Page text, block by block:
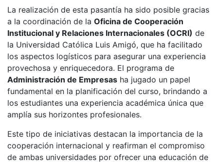
La realización de esta pasantía ha sido posible gracias
a la coordinación de la Oficina de Cooperación
Institucional y Relaciones Internacionales (OCRI) de
la Universidad Católica Luis Amigó, que ha facilitado
los aspectos logísticos para asegurar una experiencia
provechosa y enriquecedora. El programa de
Administración de Empresas ha jugado un papel
fundamental en la planificación del curso, brindando a
los estudiantes una experiencia académica única que
amplía sus horizontes profesionales.
Este tipo de iniciativas destacan la importancia de la
cooperación internacional y reafirman el compromiso
de ambas universidades por ofrecer una educación de